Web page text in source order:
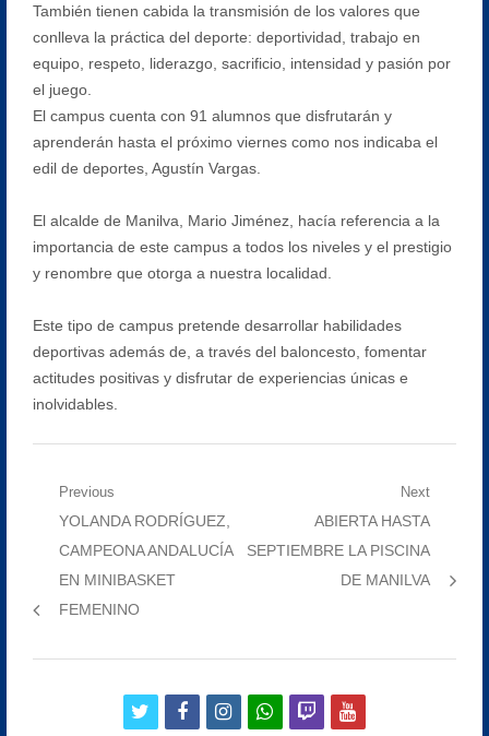
También tienen cabida la transmisión de los valores que
conlleva la práctica del deporte: deportividad, trabajo en
equipo, respeto, liderazgo, sacrificio, intensidad y pasión por
el juego.
El campus cuenta con 91 alumnos que disfrutarán y
aprenderán hasta el próximo viernes como nos indicaba el
edil de deportes, Agustín Vargas.
El alcalde de Manilva, Mario Jiménez, hacía referencia a la
importancia de este campus a todos los niveles y el prestigio
y renombre que otorga a nuestra localidad.
Este tipo de campus pretende desarrollar habilidades
deportivas además de, a través del baloncesto, fomentar
actitudes positivas y disfrutar de experiencias únicas e
inolvidables.
Navegación
entradas
Previous
Previous
post:
YOLANDA RODRÍGUEZ,
CAMPEONA ANDALUCÍA
EN MINIBASKET
FEMENINO
Next
Next
post:
ABIERTA HASTA
SEPTIEMBRE LA PISCINA
DE MANILVA
twitterfacebookinstagramwhatsapp
twitchyoutube